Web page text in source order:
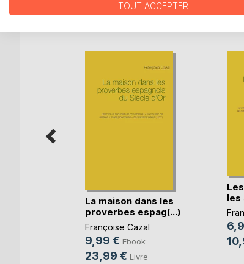
D’AUTRES TITRES
La maison dans les
proverbes espag(...)
Françoise Cazal
9,99 € Ebook
23,99 € Livre
les
TOUT ACCEPTER